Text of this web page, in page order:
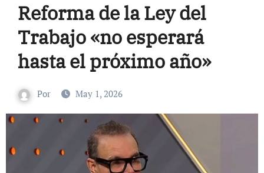
Reforma de la Ley del
Trabajo «no esperará
hasta el próximo año»
Por May 1, 2026